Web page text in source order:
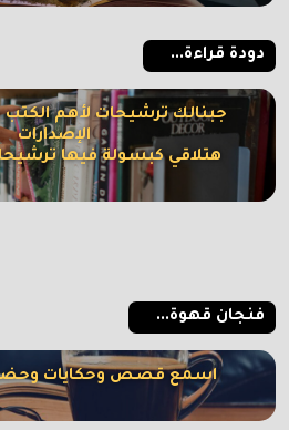
دودة قراءة...
جبنالك ترشيحات لأهم الكتب
الإصدارات
هتلاقي كبسولة فيها
فنجان قهوة...
اسمع قصص وحكايات